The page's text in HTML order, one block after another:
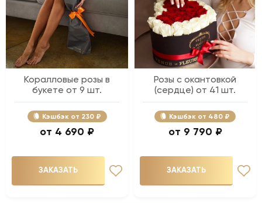
Коралловые розы в
букете от 9 шт.
Кэшбэк 230 ₽
4 690 ₽
ЗАКАЗАТЬ
Розы с окантовкой
(сердце) от 41 шт.
Кэшбэк 480 ₽
9 790 ₽
ЗАКАЗАТЬ